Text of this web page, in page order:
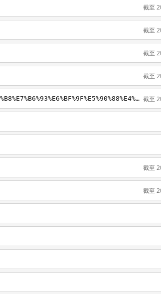
截至
截至
截至
截至
https://wikipedia.org/zh-cn/%E6%B5%B7%E5%B3%BD%E5%85%A9%E5%B2%B8%E7%B6%93%E6%BF%9F%E5%90%88%E4%BD%9C%E6%9E%B6%E6%A7%8B%E5%8D%94%E8%AD%B0 截至
截至
截至